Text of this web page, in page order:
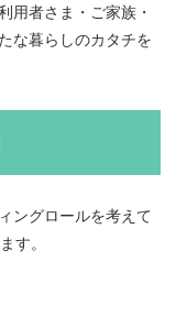
用者さま・ご家族・
な暮らしのカタチを
ングロールを考えて
す。